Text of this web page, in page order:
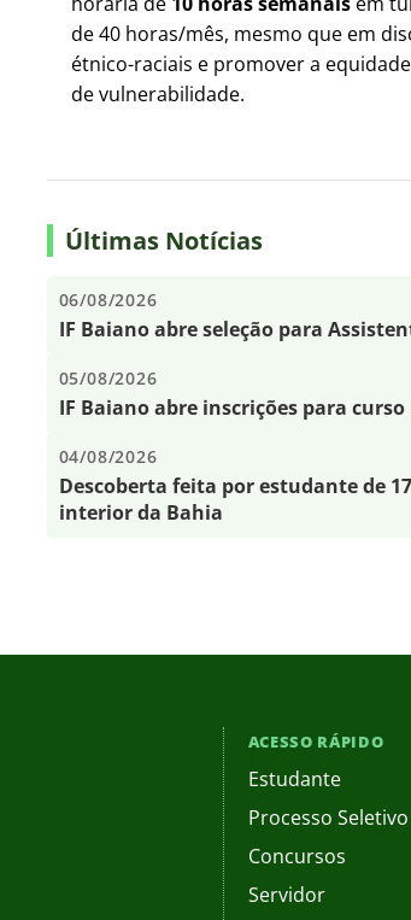
de 40 horas/mês, mesmo que em
étnico-raciais e promover a
de vulnerabilidade.
Últimas Notícias
06/08/2026
IF Baiano abre seleção para
05/08/2026
IF Baiano abre inscrições para
04/08/2026
Descoberta feita por estudante de
interior da Bahia
ACESSO RÁPIDO
Estudante
Processo Seletivo
Concursos
Servidor